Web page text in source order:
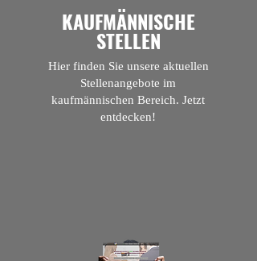
KAUFMÄNNISCHE
STELLEN
Hier finden Sie unsere aktuellen
Stellenangebote im
kaufmännischen Bereich. Jetzt
entdecken!